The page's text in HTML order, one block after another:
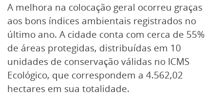
A melhora na colocação geral ocorreu graças
aos bons índices ambientais registrados no
último ano. A cidade conta com cerca de 55%
de áreas protegidas, distribuídas em 10
unidades de conservação válidas no ICMS
Ecológico, que correspondem a 4.562,02
hectares em sua totalidade.